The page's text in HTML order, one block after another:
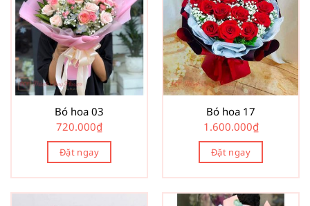
Bó hoa 03
720.000₫
Đặt ngay
Bó hoa 17
1.600.000₫
Đặt ngay